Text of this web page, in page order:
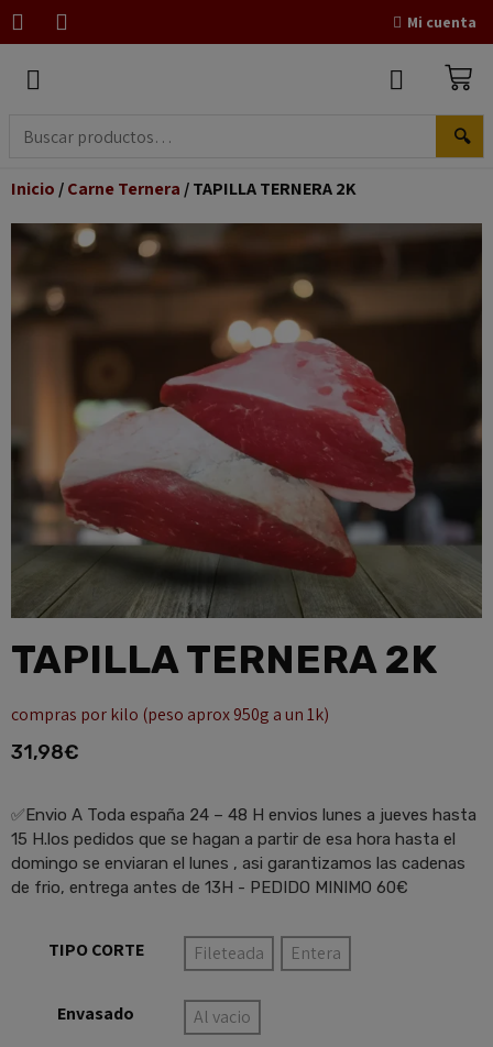
Mi cuenta
🔍
Inicio /Carne Ternera / TAPILLA TERNERA 2K
TAPILLA TERNERA 2K
compras por kilo (peso aprox 950g a un 1k)
31,98€
✅Envio A Toda españa 24 – 48 H envios lunes a jueves hasta
15 H.los pedidos que se hagan a partir de esa hora hasta el
domingo se enviaran el lunes , asi garantizamos las cadenas
de frio, entrega antes de 13H - PEDIDO MINIMO 60€
TIPO CORTE Fileteada Entera
Envasado Al vacio